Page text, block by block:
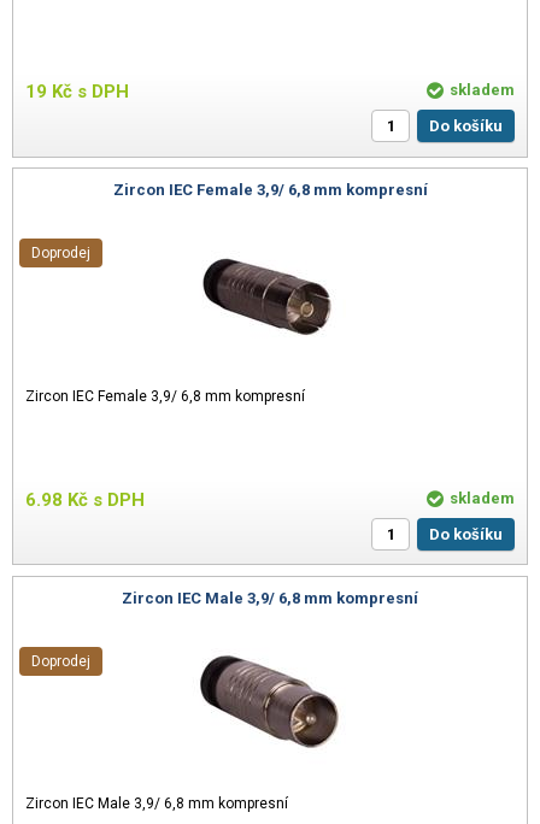
19 Kč s DPH
skladem
Do košíku
Zircon IEC Female 3,9/ 6,8 mm kompresní
Zircon IEC Female 3,9/ 6,8 mm kompresní
6.98 Kč s DPH
Doprodej
skladem
Do košíku
Zircon IEC Male 3,9/ 6,8 mm kompresní
Zircon IEC Male 3,9/ 6,8 mm kompresní
Doprodej